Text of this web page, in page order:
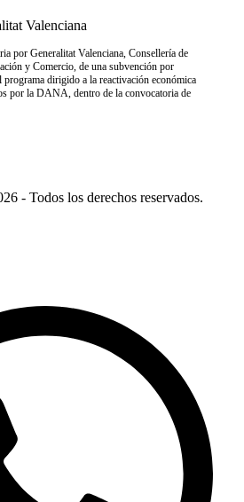
por Generalitat Valenciana, Consellería de
y Comercio, de una subvención por
dirigido a la reactivación económica
por la DANA, dentro de la convocatoria de
- Todos los derechos reservados.